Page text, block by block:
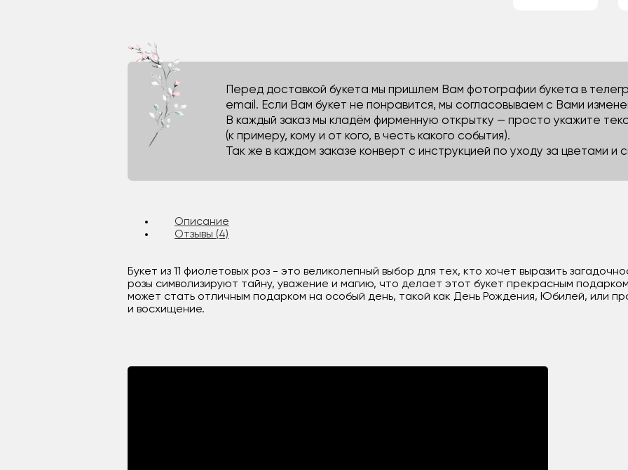
Перед доставкой букета мы пришлем Вам фотографии букета в
email. Если Вам букет не понравится, мы согласовываем с Вами
В каждый заказ мы кладём фирменную открытку — просто укажите
(к примеру, кому и от кого, в честь какого события).
Так же в каждом заказе конверт с инструкцией по уходу за цветами и
Описание
Отзывы (4)
Букет из 11 фиолетовых роз - это великолепный выбор для тех, кто хочет выразить
розы символизируют тайну, уважение и магию, что делает этот букет прекрасным
может стать отличным подарком на особый день, такой как День Рождения, Юбилей, или
и восхищение.